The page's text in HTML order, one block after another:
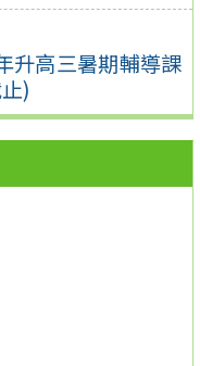
升高三暑期輔導課
)